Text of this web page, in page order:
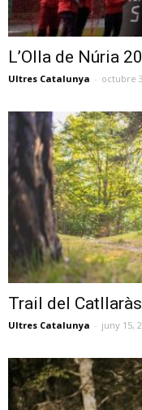
L’Olla de Núria
Ultres Catalunya - octubre
Trail del
Ultres Catalunya - juny 15,